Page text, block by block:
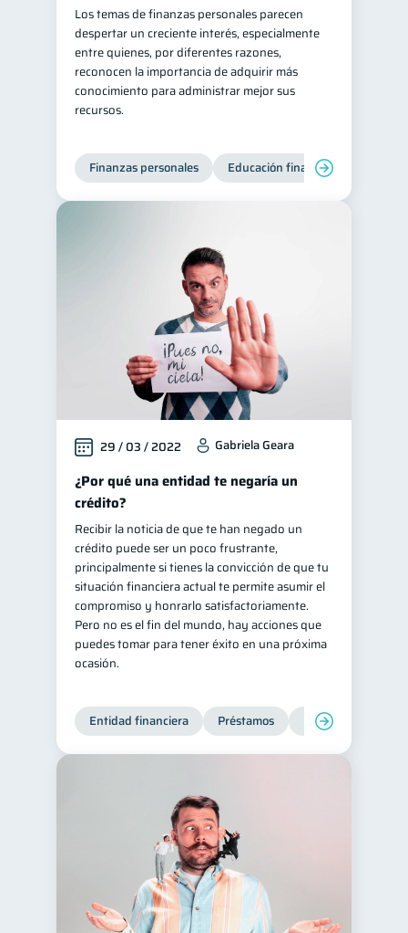
Los temas de finanzas personales parecen
despertar un creciente interés, especialmente
entre quienes, por diferentes razones,
reconocen la importancia de adquirir más
conocimiento para administrar mejor sus
recursos.
Finanzas personales Educación financiera
29 / 03 / 2022 Gabriela Geara
¿Por qué una entidad te negaría un
crédito?
Recibir la noticia de que te han negado un
crédito puede ser un poco frustrante,
principalmente si tienes la convicción de que tu
situación financiera actual te permite asumir el
compromiso y honrarlo satisfactoriamente.
Pero no es el fin del mundo, hay acciones que
puedes tomar para tener éxito en una próxima
ocasión.
Entidad financiera Préstamos Productos